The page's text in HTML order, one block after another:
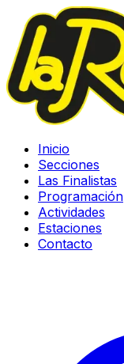
Inicio
Secciones
Las Finalistas
Programación
Actividades
Estaciones
Contacto